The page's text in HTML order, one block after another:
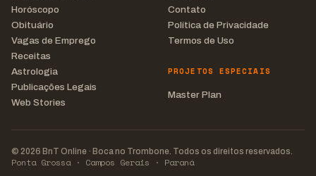
Horóscopo
Obituário
Vagas de Emprego
Receitas
Astrologia
Publicações Legais
Web Stories
Contato
Política de Privacidade
Termos de Uso
PROJETOS ESPECIAIS
Master Plan
© 2026 BnT Online · Boca no Trombone. Todos os direitos reservados.
Ponta Grossa · Campos Gerais · Paraná